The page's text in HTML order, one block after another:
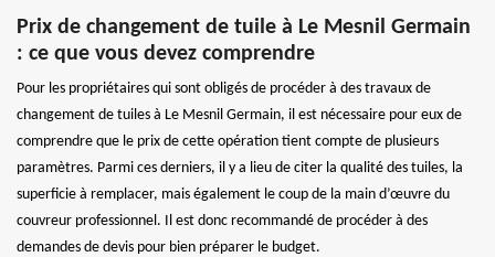
Prix de changement de tuile à Le Mesnil Germain
: ce que vous devez comprendre
Pour les propriétaires qui sont obligés de procéder à des travaux de
changement de tuiles à Le Mesnil Germain, il est nécessaire pour eux de
comprendre que le prix de cette opération tient compte de plusieurs
paramètres. Parmi ces derniers, il y a lieu de citer la qualité des tuiles, la
superficie à remplacer, mais également le coup de la main d’œuvre du
couvreur professionnel. Il est donc recommandé de procéder à des
demandes de devis pour bien préparer le budget.